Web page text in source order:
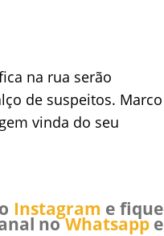
na rua serão
de suspeitos. Marco
vinda do seu
Instagram e fique
noWhatsappe